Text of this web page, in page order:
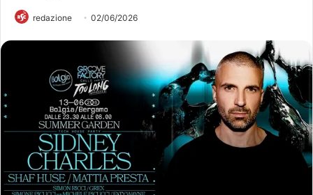
redazione 02/06/2026